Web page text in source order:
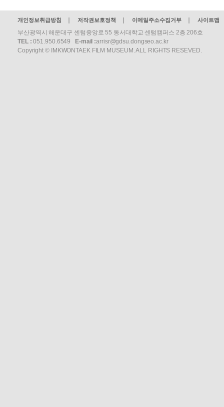
개인정보취급방침 저작권보호정책 이메일주소수집거부 사이트맵
부산광역시 해운대구 센텀중앙로 55 동서대학교 센텀캠퍼스 2층 206호
TEL : 051.950.6549 E-mail :arrisr@gdsu.dongseo.ac.kr
Copyright © IMKWONTAEK FILM MUSEUM. ALL RIGHTS RESEVED.